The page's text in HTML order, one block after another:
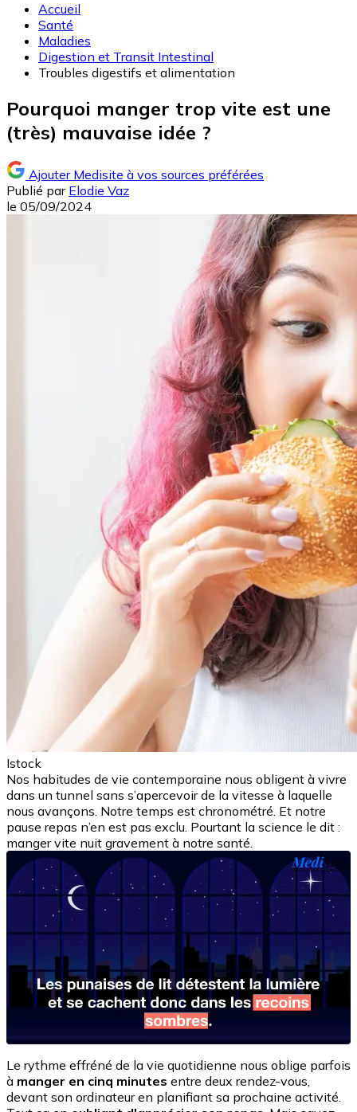
Accueil
Santé
Maladies
Digestion et Transit Intestinal
Troubles digestifs et alimentation
Pourquoi manger trop vite est une
(très) mauvaise idée ?
Ajouter Medisite à vos sources préférées
Publié par Elodie Vaz
le 05/09/2024
Istock
Nos habitudes de vie contemporaine nous obligent à vivre
dans un tunnel sans s’apercevoir de la vitesse à laquelle
nous avançons. Notre temps est chronométré. Et notre
pause repas n’en est pas exclu. Pourtant la science le dit :
manger vite nuit gravement à notre santé.
Le rythme effréné de la vie quotidienne nous oblige parfois
à manger en cinq minutes entre deux rendez-vous,
devant son ordinateur en planifiant sa prochaine activité.